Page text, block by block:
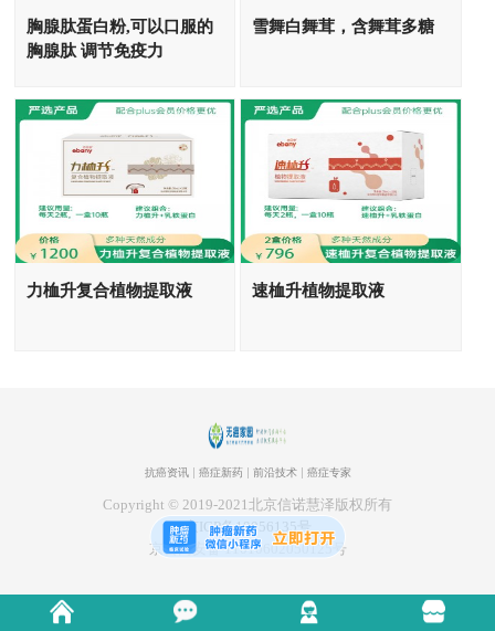
胸腺肽蛋白粉,可以口服的
胸腺肽 调节免疫力
雪舞白舞茸，含舞茸多糖
力桖升复合植物提取液 速桖升植物提取液
抗癌资讯 癌症新药 前沿技术 癌症专家
Copyright © 2019-2021北京信诺慧泽版权所有
京ICP备19056135号
京公网安备 11010602050125号